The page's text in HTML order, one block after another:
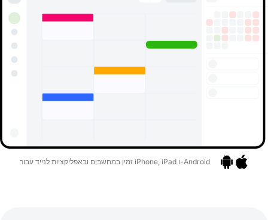
זמין במחשבים ובאפליקציות לנייד עבור iPhone, iPad ו-Android